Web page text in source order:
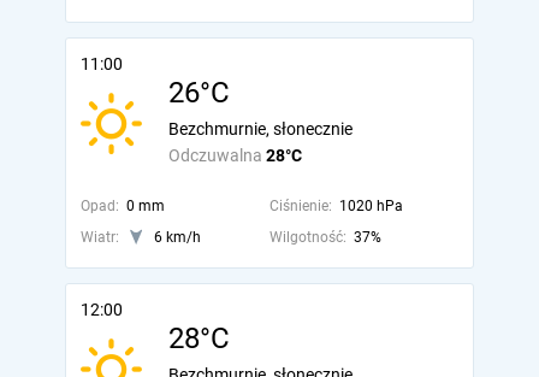
11:00
26°C
Odczuwalna 28°C
Bezchmurnie, słonecznie
Opad: 0 mm Ciśnienie: 1020 hPa
Wiatr:
6 km/h Wilgotność: 37%
12:00
28°C